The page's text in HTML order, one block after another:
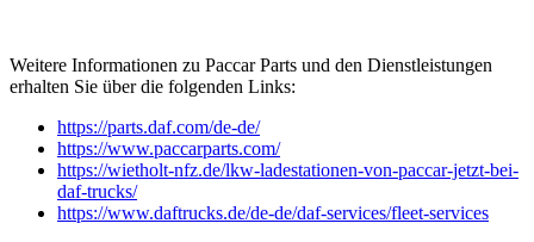
Weitere Informationen zu Paccar Parts und den Dienstleistungen
erhalten Sie über die folgenden Links:
https://parts.daf.com/de-de/
https://www.paccarparts.com/
https://wietholt-nfz.de/lkw-ladestationen-von-paccar-jetzt-bei-
daf-trucks/
https://www.daftrucks.de/de-de/daf-services/fleet-services